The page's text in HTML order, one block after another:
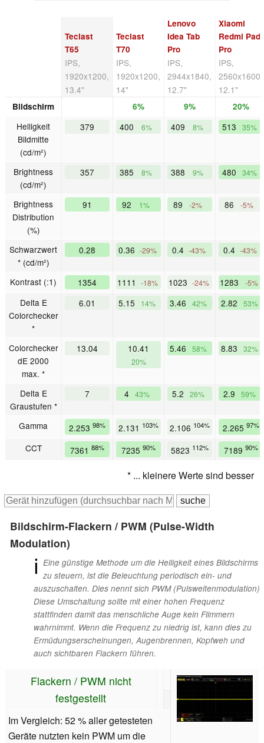
Teclast
T65
IPS,
1920x1200,
13.4"
Teclast
T70
IPS,
1920x1200,
14"
Lenovo
Idea Tab
Pro
IPS,
2944x1840,
12.7"
Xiaomi
Redmi Pad
Pro
IPS,
2560x1600,
12.1"
Bildschirm 6% 9% 20%
Helligkeit
Bildmitte
(cd/m²)
379 400 6% 409 8% 513 35%
Brightness
(cd/m²)
357 385 8% 388 9% 480 34%
Brightness
Distribution
(%)
91 92 1% 89 -2% 86 -5%
Schwarzwert
* (cd/m²)
0.28 0.36 -29% 0.4 -43% 0.4 -43%
Kontrast (:1) 1354 1111 -18% 1023 -24% 1283 -5%
Delta E
Colorchecker
*
6.01 5.15 14% 3.46 42% 2.82 53%
Colorchecker
dE 2000
max. *
13.04 10.41
20%
5.46 58% 8.83 32%
Delta E
Graustufen *
7 4 43% 5.2 26% 2.9 59%
Gamma 2.253 98% 2.131 103% 2.106 104% 2.265 97%
CCT 7361 88% 7235 90% 5823 112% 7189 90%
* ... kleinere Werte sind besser
Bildschirm-Flackern / PWM (Pulse-Width
Modulation)
ℹ Eine günstige Methode um die Helligkeit eines Bildschirms
zu steuern, ist die Beleuchtung periodisch ein- und
auszuschalten. Dies nennt sich PWM (Pulsweitenmodulation)
Diese Umschaltung sollte mit einer hohen Frequenz
stattfinden damit das menschliche Auge kein Flimmern
wahrnimmt. Wenn die Frequenz zu niedrig ist, kann dies zu
Ermüdungserscheinungen, Augenbrennen, Kopfweh und
auch sichtbaren Flackern führen.
Flackern / PWM nicht
festgestellt
Im Vergleich: 52 % aller getesteten
Geräte nutzten kein PWM um die